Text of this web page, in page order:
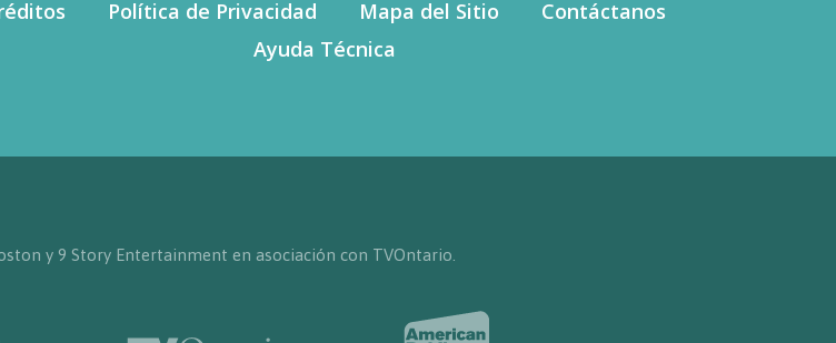
Política de Privacidad Mapa del Sitio
Contáctanos
Ayuda Técnica
y 9 Story Entertainment en asociación con TVOntario.